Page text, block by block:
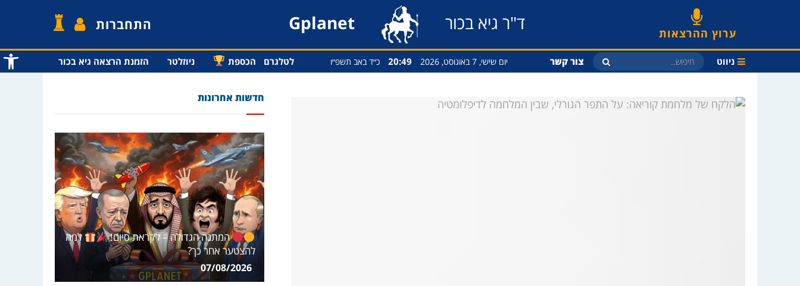
פתח
ערוץ ההרצאות ד"ר גיא בכור Gplanet התחברות
ניווט צור קשר יום שישי, 7 באוגוסט, 2026 20:50 כ״ד באב תשפ״ו לטלגרם הכספת ניוזלטר הזמנת הרצאה גיא בכור
חדשות אחרונות
המתנה הגדולה – לקראת סיום!
למה
להצטער אחר כך?
07/08/2026